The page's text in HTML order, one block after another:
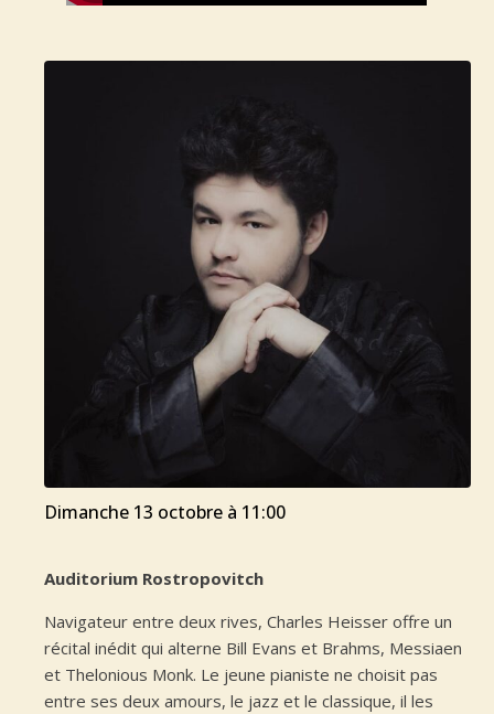
dimanche 13 octobre à 11:00
Auditorium Rostropovitch
Navigateur entre deux rives, Charles Heisser offre un
récital inédit qui alterne Bill Evans et Brahms, Messiaen
et Thelonious Monk. Le jeune pianiste ne choisit pas
entre ses deux amours, le jazz et le classique, il les